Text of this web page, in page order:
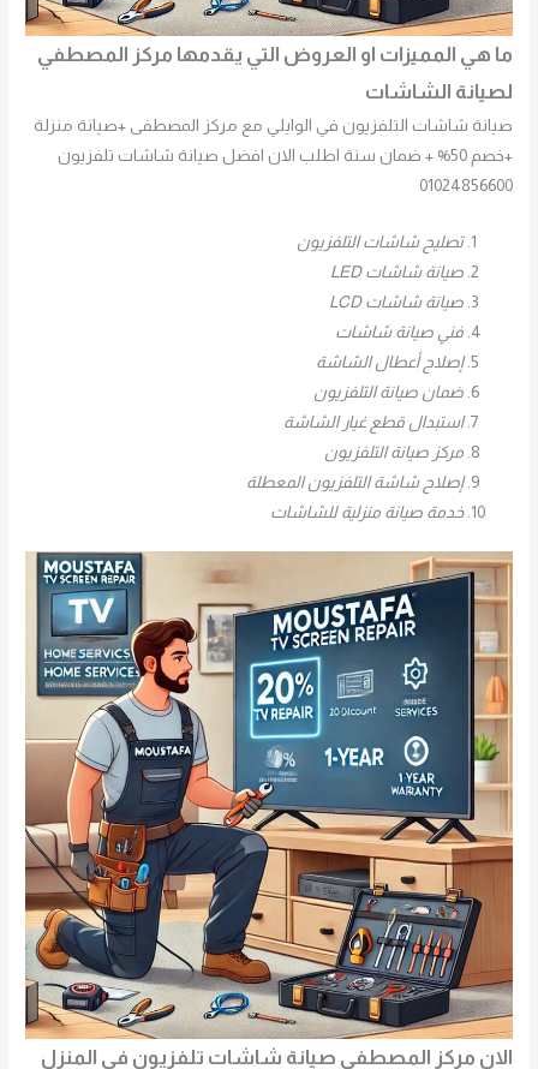
ما هي المميزات او العروض التي يقدمها مركز المصطفي
لصيانة الشاشات
صيانة شاشات التلفزيون في الوايلي مع مركز المصطفى +صيانة منزلة
+خصم 50% + ضمان سنة اطلب الان افضل صيانة شاشات تلفزيون
01024856600
تصليح شاشات التلفزيون
صيانة شاشات LED
صيانة شاشات LCD
فني صيانة شاشات
إصلاح أعطال الشاشة
ضمان صيانة التلفزيون
استبدال قطع غيار الشاشة
مركز صيانة التلفزيون
إصلاح شاشة التلفزيون المعطلة
خدمة صيانة منزلية للشاشات
الان مركز المصطفي صيانة شاشات تلفزيون في المنزل